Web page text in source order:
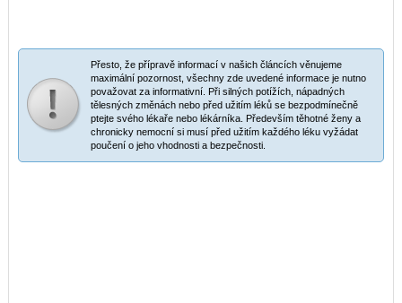
Přesto, že přípravě informací v našich článcích věnujeme
maximální pozornost, všechny zde uvedené informace je nutno
považovat za informativní. Při silných potížích, nápadných
tělesných změnách nebo před užitím léků se bezpodmínečně
ptejte svého lékaře nebo lékárníka. Především těhotné ženy a
chronicky nemocní si musí před užitím každého léku vyžádat
poučení o jeho vhodnosti a bezpečnosti.